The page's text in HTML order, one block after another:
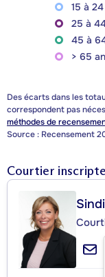
15 à
25 à
45 à
> 65
Des écarts dans les
correspondent pas
méthodes de
Source : Recensement
Courtier